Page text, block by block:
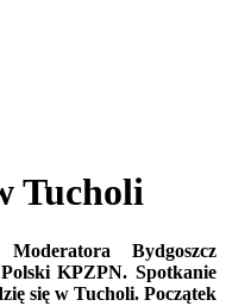
Tucholi
Bydgoszcz
iKPZPN. Spotkanie
ię się w Tucholi. Początek